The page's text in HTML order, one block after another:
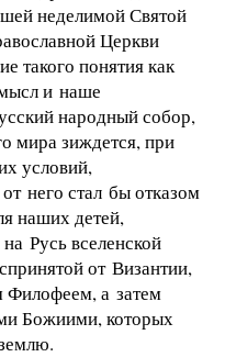
неделимой Святой
Церкви
такого понятия как
и наше
народный собор,
мира зиждется, при
условий,
него стал бы отказом
наших детей,
Русь вселенской
от Византии,
Филофеем, а затем
Божиими, которых